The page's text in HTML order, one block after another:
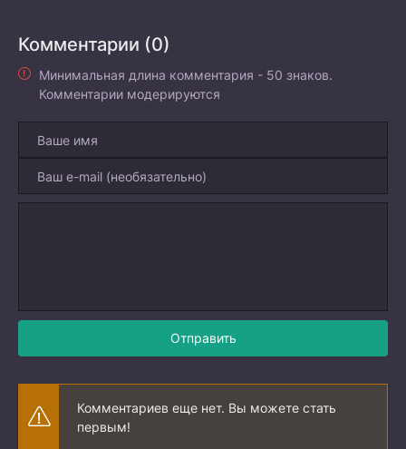
Комментарии (0)
Минимальная длина комментария - 50 знаков.
Комментарии модерируются
Отправить
Комментариев еще нет. Вы можете стать
первым!